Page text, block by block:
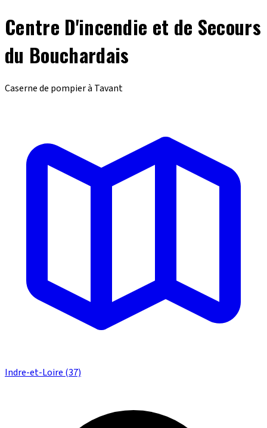
Centre D'incendie et de Secours
du Bouchardais
Caserne de pompier à Tavant
Indre-et-Loire (37)